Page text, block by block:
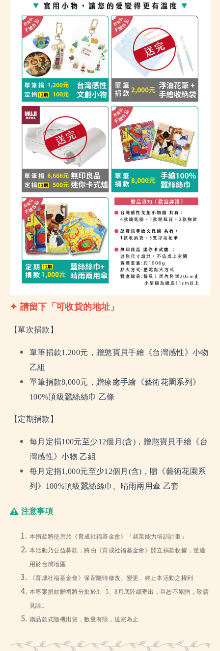
✦ 請留下「可收貨的地址」
【單次捐款】
單筆捐款1,200元，贈憨寶貝手繪《台灣感性》小物
乙組
單筆捐款8,000元，贈療癒手繪《藝術花園系列》
100%頂級蠶絲絲巾 乙條
【定期捐款】
每月定捐100元至少12個月(含)，贈憨寶貝手繪《台
灣感性》小物 乙組
每月定捐1,000元至少12個月(含)，贈《藝術花園系
列》100%頂級蠶絲絲巾、晴雨兩用傘 乙套
注意事項
本捐款將使用於《育成社福基金會》「就業能力培訓計畫」
本活動乃公益募款，將由《育成社福基金會》開立捐款收據，僅適
用於台灣地區
《育成社福基金會》保留隨時修改、變更、終止本活動之權利
本專案捐款贈禮將分批於3、5、8月底陸續寄出，且恕不累贈，敬請
見諒。
贈品款式隨機出貨，數量有限，送完為止